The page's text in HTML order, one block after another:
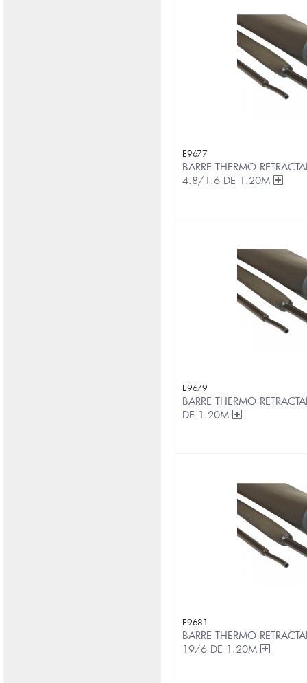
E9677
BARRE THERMO
4.8/1.6 DE 1.20M
E9679
BARRE THERMO
DE 1.20M
E9681
BARRE THERMO
19/6 DE 1.20M